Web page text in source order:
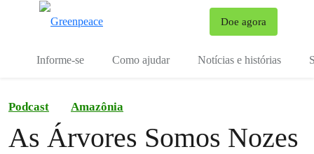
Doe agora
Informe-se Como ajudar Notícias e histórias
Podcast Amazônia
As Árvores Somos Nozes